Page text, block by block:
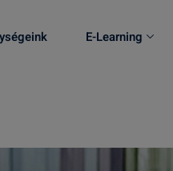
E-Learning